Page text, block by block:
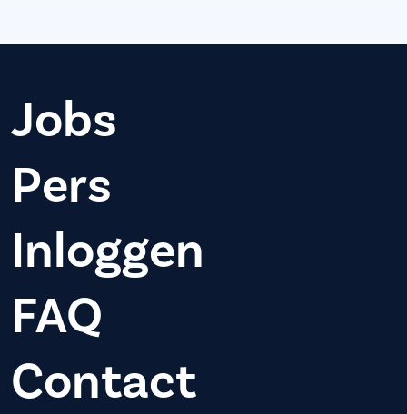
Jobs
Pers
Inloggen
FAQ
Contact